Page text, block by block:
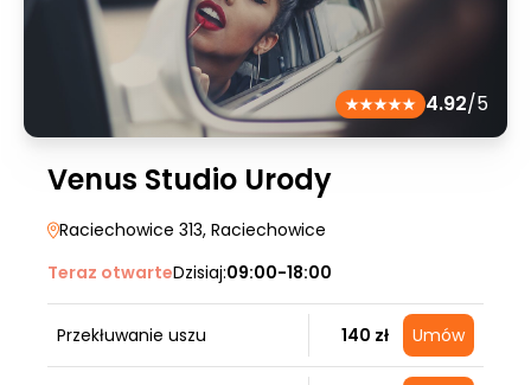
4.92/5
Venus Studio Urody
Raciechowice 313, Raciechowice
Teraz otwarteDzisiaj:09:00-18:00
Przekłuwanie uszu 140 zł Umów